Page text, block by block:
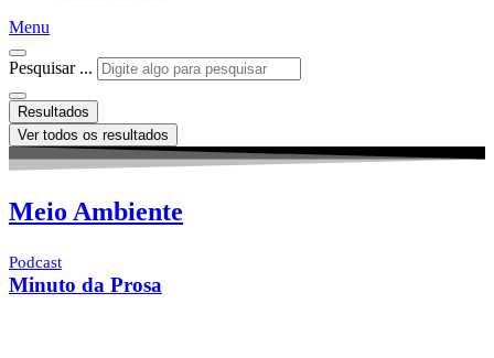
Menu
Pesquisar ...
Resultados
Ver todos os resultados
Meio Ambiente
Podcast
Minuto da Prosa